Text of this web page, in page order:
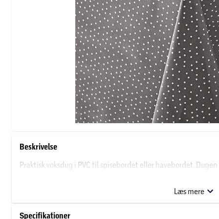
Beskrivelse
Praktisk voksdug i PVC til spisebordet eller havebordet.
Læs mere
Specifikationer